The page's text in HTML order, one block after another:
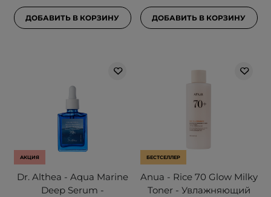
ДОБАВИТЬ В КОРЗИНУ ДОБАВИТЬ В КОРЗИНУ
АКЦИЯ
Dr. Althea - Aqua Marine
Deep Serum -
БЕСТСЕЛЛЕР
Anua - Rice 70 Glow Milky
Toner - Увлажняющий